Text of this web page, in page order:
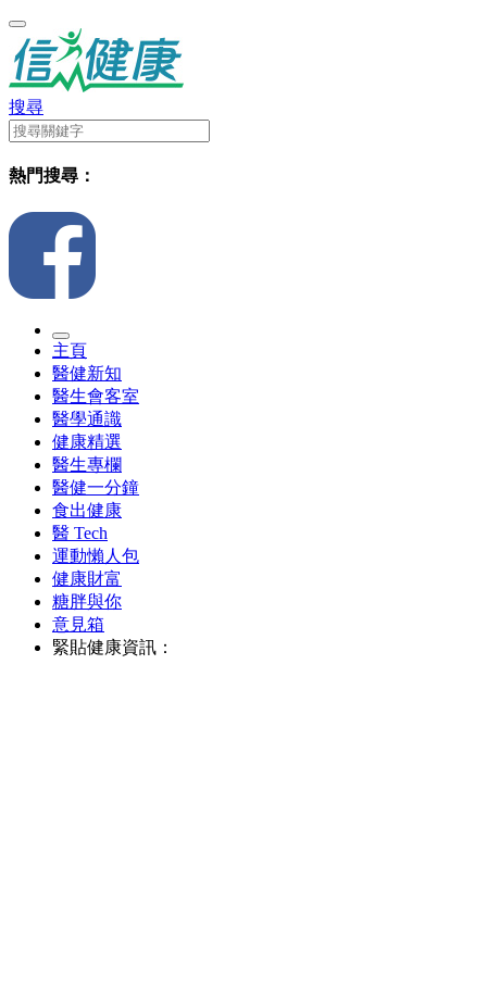
搜尋
熱門搜尋：
主頁
醫健新知
醫生會客室
醫學通識
健康精選
醫生專欄
醫健一分鐘
食出健康
醫 Tech
運動懶人包
健康財富
糖胖與你
意見箱
緊貼健康資訊：